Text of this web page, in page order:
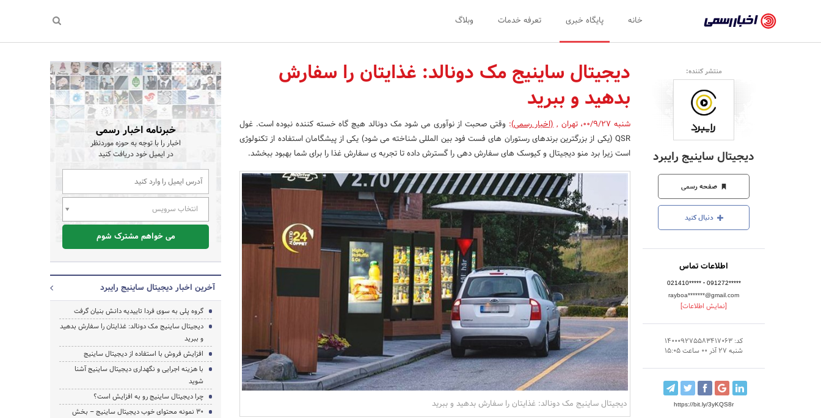
رسمی
-
اخبار
تایید
شده
شرکت‌ها،
سازمان‌ها
و
روابط
عمومی‌ها
خانه پایگاه خبری تعرفه خدمات وبلاگ
منتشر کننده:
دیجیتال ساینیج رایبرد
صفحه رسمی
دنبال کنید
اطلاعات تماس
021410***** - 091272*****
rayboa*******@gmail.com
[نمایش اطلاعات]
کد: 140009275583417063
شنبه 27 آذر 00 ساعت 15:05
https://bit.ly/3yKQS8r
دیجیتال ساینیج مک دونالد: غذایتان را سفارش
بدهید و ببرید
شنبه 00/9/27 ،تهران ,(اخبار رسمی): وقتی صحبت از نوآوری می شود مک دونالد هیچ گاه خسته کننده نبوده است. غول
QSR (یکی از بزرگترین برندهای رستوران های فست فود بین المللی شناخته می شود) یکی از پیشگامان استفاده از تکنولوژی
است زیرا برد منو دیجیتال و کیوسک های سفارش دهی را گسترش داده تا تجربه ی سفارش غذا را برای شما بهبود ببخشد.
دیجیتال ساینیج مک دونالد: غذایتان را سفارش بدهید و ببرید
خبرنامه اخبار رسمی
اخبار را با توجه به حوزه موردنظر
در ایمیل خود دریافت کنید
انتخاب سرویس
می خواهم مشترک شوم
آخرین اخبار دیجیتال ساینیج رایبرد
گروه پلی به سوی فردا تاییدیه دانش بنیان گرفت
دیجیتال ساینیج مک دونالد: غذایتان را سفارش بدهید
و ببرید
افزایش فروش با استفاده از دیجیتال ساینیج
با هزینه اجرایی و نگهداری دیجیتال ساینیج آشنا
شوید
چرا دیجیتال ساینیج رو به افزایش است؟
30 نمونه محتوای خوب دیجیتال ساینیج – بخش